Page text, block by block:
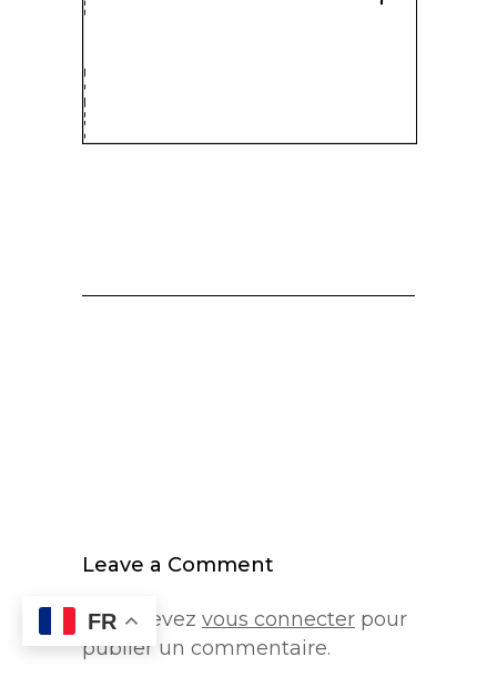
Leave a Comment
Vous devez vous connecter pour
publier un commentaire.
FR